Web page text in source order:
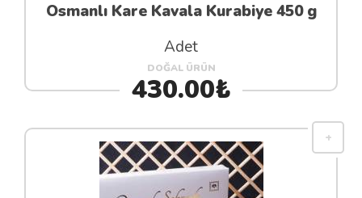
Osmanlı Kare Kavala Kurabiye 450 g
Adet
DOĞAL ÜRÜN
430.00₺